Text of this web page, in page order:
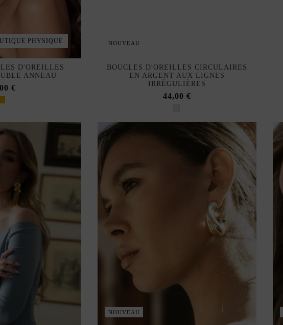
PHYSIQUE
D'OREILLES
ANNEAU
€
NOUVEAU
BOUCLES D'OREILLES CIRCULAIRES
EN ARGENT AUX LIGNES
IRRÉGULIÈRES
44,00 €
NOUVEAU